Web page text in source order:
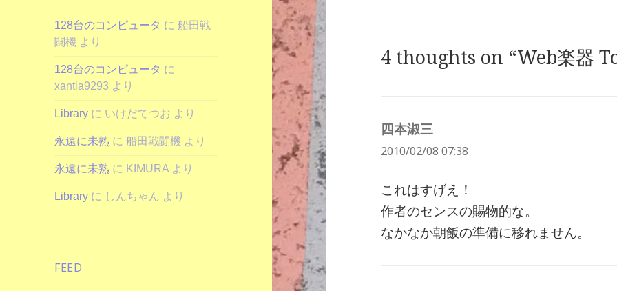
128台のコンピュータ に船田戦
闘機 より
128台のコンピュータ に
xantia9293 より
Library に いけだてつお より
永遠に未熟 に船田戦闘機 より
永遠に未熟 に KIMURA より
Library に しんちゃん より
FEED
4 thoughts on “Web楽器
四本淑三
り:
2010/02/08 07:38
これはすげえ！
作者のセンスの賜物的な。
なかなか朝飯の準備に移れません。